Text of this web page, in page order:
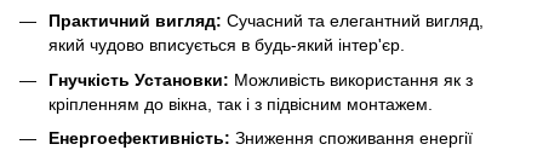
Практичний вигляд: Сучасний та елегантний вигляд,
який чудово вписується в будь-який інтер'єр.
Гнучкість Установки: Можливість використання як з
кріпленням до вікна, так і з підвісним монтажем.
Енергоефективність: Зниження споживання енергії